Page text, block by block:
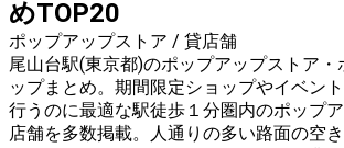
めTOP20
ポップアップストア / 貸店舗
尾山台駅(東京都)のポップアップストア・
ップまとめ。期間限定ショップやイベン
行うのに最適な駅徒歩１分圏内のポップ
店舗を多数掲載。人通りの多い路面の空